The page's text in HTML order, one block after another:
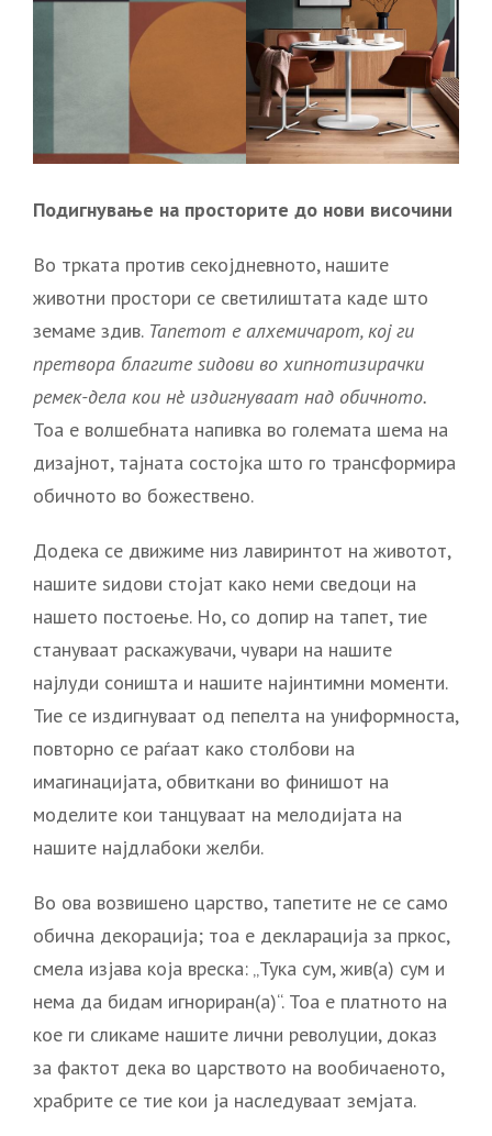
Подигнување на просторите до нови височини
Во трката против секојдневното, нашите
животни простори се светилиштата каде што
земаме здив. Тапетот е алхемичарот, кој ги
претвора благите ѕидови во хипнотизирачки
ремек-дела кои нè издигнуваат над обичното.
Тоа е волшебната напивка во големата шема на
дизајнот, тајната состојка што го трансформира
обичното во божествено.
Додека се движиме низ лавиринтот на животот,
нашите ѕидови стојат како неми сведоци на
нашето постоење. Но, со допир на тапет, тие
стануваат раскажувачи, чувари на нашите
најлуди соништа и нашите најинтимни моменти.
Тие се издигнуваат од пепелта на униформноста,
повторно се раѓаат како столбови на
имагинацијата, обвиткани во финишот на
моделите кои танцуваат на мелодијата на
нашите најдлабоки желби.
Во ова возвишено царство, тапетите не се само
обична декорација; тоа е декларација за пркос,
смела изјава која вреска: „Тука сум, жив(а) сум и
нема да бидам игнориран(а)“. Тоа е платното на
кое ги сликаме нашите лични револуции, доказ
за фактот дека во царството на вообичаеното,
храбрите се тие кои ја наследуваат земјата.